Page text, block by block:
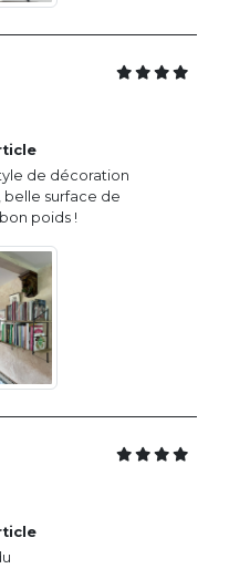
de décoration
surface de
poids !